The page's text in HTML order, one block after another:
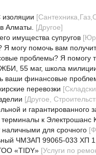
[
Алматы.
[Другое]
имущества супругов [
Я могу помочь вам
проблемы? Я помогу
55 маг, школа
ваши финансовые
перевозки [
[Другое,
и гарантированного
к Электрошанс
для срочного [
ЧМЗАП 99065-033 ХП 1,
«TIDY» [Услуги по